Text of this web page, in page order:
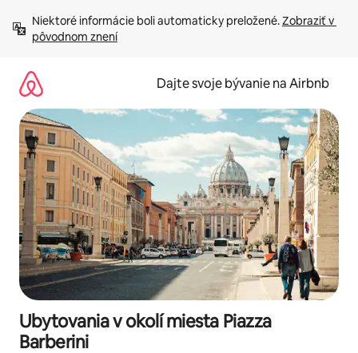
obsah.
Niektoré informácie boli automaticky preložené. Zobraziť v
pôvodnom znení
Dajte svoje bývanie na Airbnb
Ubytovania v okolí miesta Piazza
Barberini